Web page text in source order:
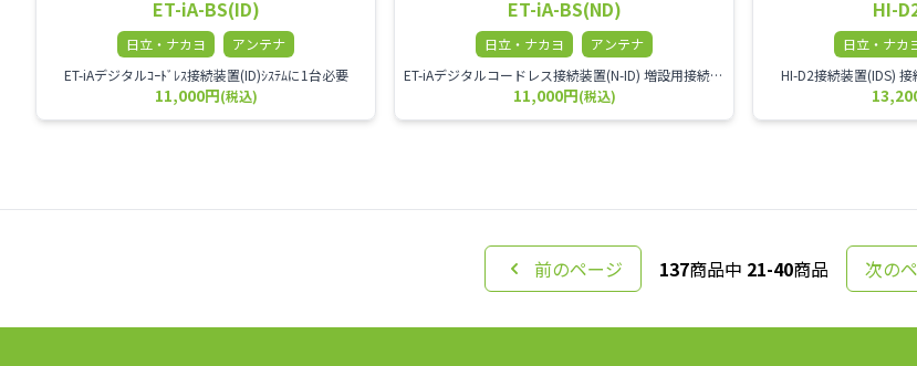
ET-iA-BS(ID)
日立・ナカヨ
アンテナ
ET-iAデジタルｺｰﾄﾞﾚｽ接続装置(ID)ｼｽﾃﾑに1台必要
11,000円(税込)
ET-iA-BS(ND)
日立・ナカヨ
アンテナ
ET-iAデジタルコードレス接続装置(N-ID) 増設用接続装置、システムに(n-1)台必要
11,000円(税込)
HI-
日立・ナカ
HI-D2接続装置(IDS)
前のページ 137商品中 21-40商品 次の